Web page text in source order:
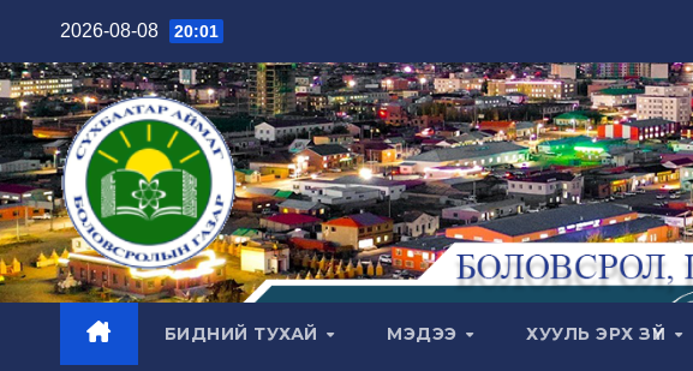
content
2026-08-08 20:01
БИДНИЙ ТУХАЙ МЭДЭЭ ХУУЛЬ ЭРХ ЗҮЙ